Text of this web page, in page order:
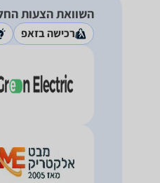
השוואת הצעות
רכישה בזאפ